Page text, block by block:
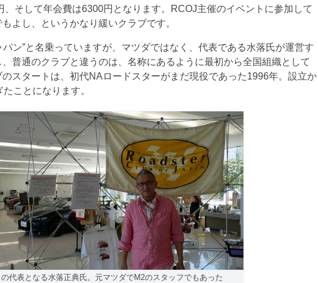
、そして年会費は6300円となります。RCOJ主催のイベントに参加して
よし、というかなり緩いクラブです。
ン”と名乗っていますが、マツダではなく、代表である水落氏が運営す
普通のクラブと違うのは、名称にあるように最初から全国組織として
スタートは、初代NAロードスターがまだ現役であった1996年。設立か
ことになります。
の代表となる水落正典氏。元マツダでM2のスタッフでもあった